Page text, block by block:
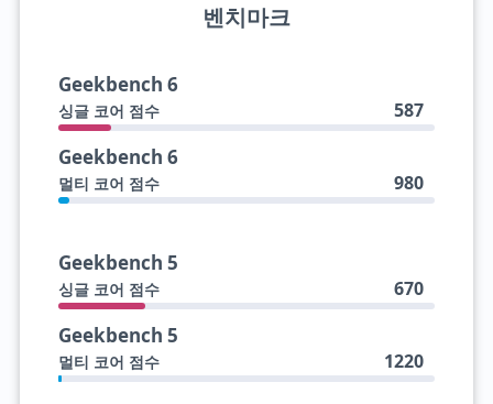
벤치마크
Geekbench 6
싱글 코어 점수 587
Geekbench 6
멀티 코어 점수 980
Geekbench 5
싱글 코어 점수 670
Geekbench 5
멀티 코어 점수 1220